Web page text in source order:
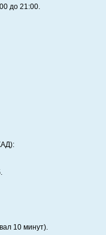
до 21:00.
10 минут).